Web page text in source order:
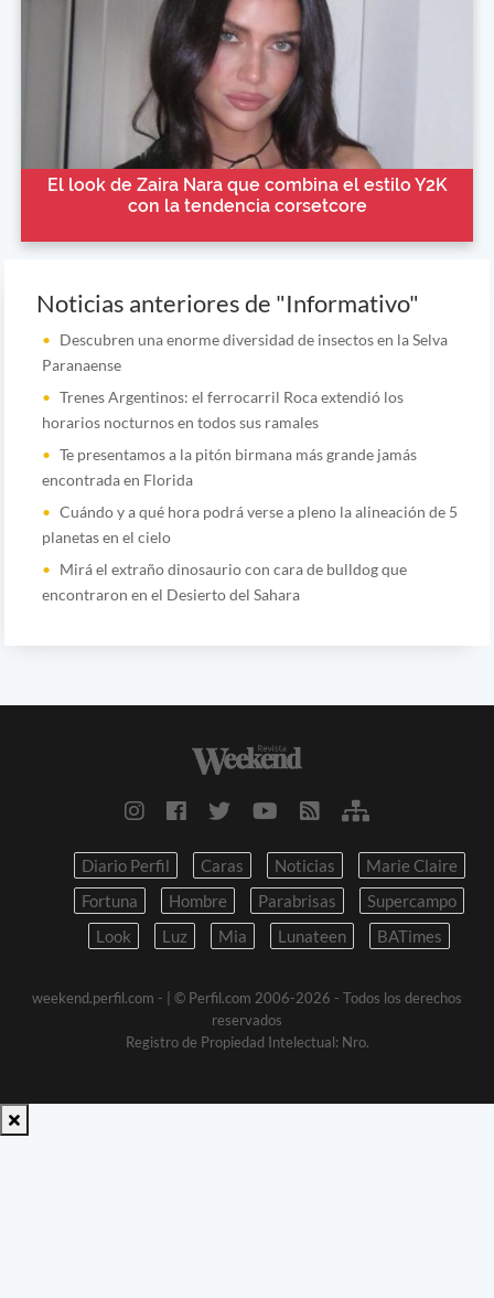
El look de Zaira Nara que combina el estilo Y2K
con la tendencia corsetcore
Noticias anteriores de "Informativo"
Descubren una enorme diversidad de insectos en la Selva
Paranaense
Trenes Argentinos: el ferrocarril Roca extendió los
horarios nocturnos en todos sus ramales
Te presentamos a la pitón birmana más grande jamás
encontrada en Florida
Cuándo y a qué hora podrá verse a pleno la alineación de 5
planetas en el cielo
Mirá el extraño dinosaurio con cara de bulldog que
encontraron en el Desierto del Sahara
Diario Perfil Caras Noticias
Marie Claire
Fortuna
Hombre Parabrisas
Supercampo
Look
Luz Mia Lunateen BATimes
weekend.perfil.com -
| © Perfil.com 2006-2026 - Todos los derechos
reservados
Registro de Propiedad Intelectual: Nro.